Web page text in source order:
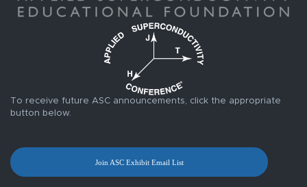
To receive future ASC announcements, click the appropriate
button below.
Join ASC Exhibit Email List